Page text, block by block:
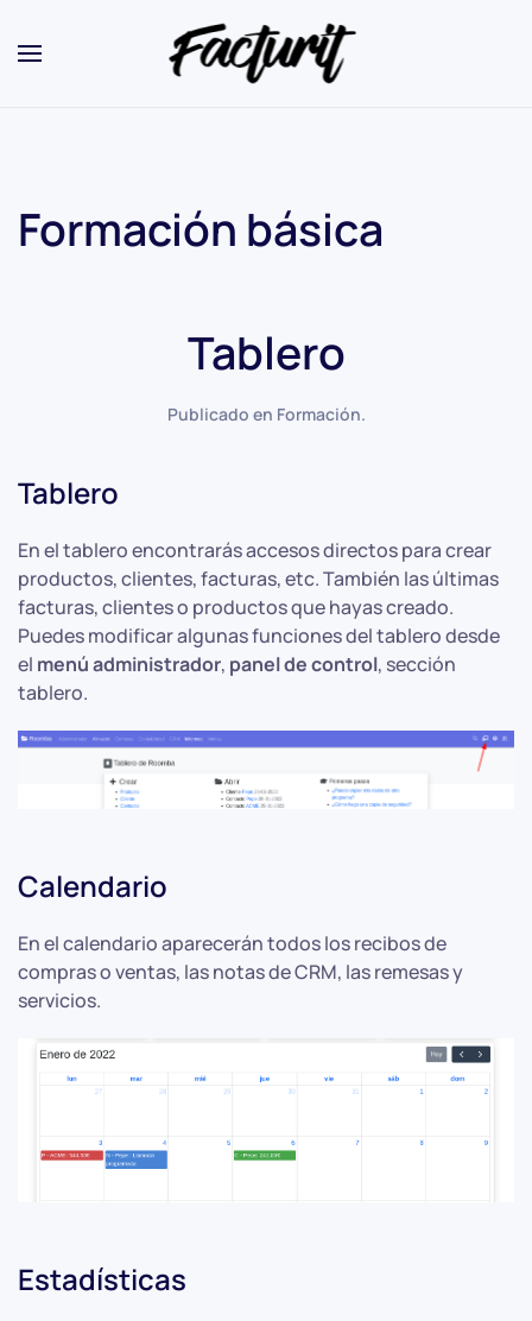
Formación básica
Tablero
Publicado en Formación.
Tablero
En el tablero encontrarás accesos directos para crear
productos, clientes, facturas, etc. También las últimas
facturas, clientes o productos que hayas creado.
Puedes modificar algunas funciones del tablero desde
el menú administrador, panel de control, sección
tablero.
Calendario
En el calendario aparecerán todos los recibos de
compras o ventas, las notas de CRM, las remesas y
servicios.
Estadísticas